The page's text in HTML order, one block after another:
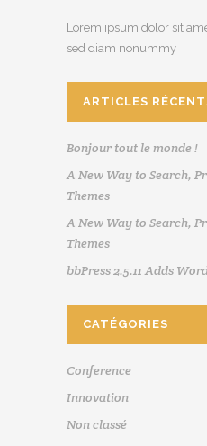
Lorem ipsum dolor sit
sed diam nonummy
ARTICLES
Bonjour tout le monde !
A New Way to Search,
Themes
A New Way to Search,
Themes
bbPress 2.5.11 Adds
CATÉGORIES
Conference
Innovation
Non classé